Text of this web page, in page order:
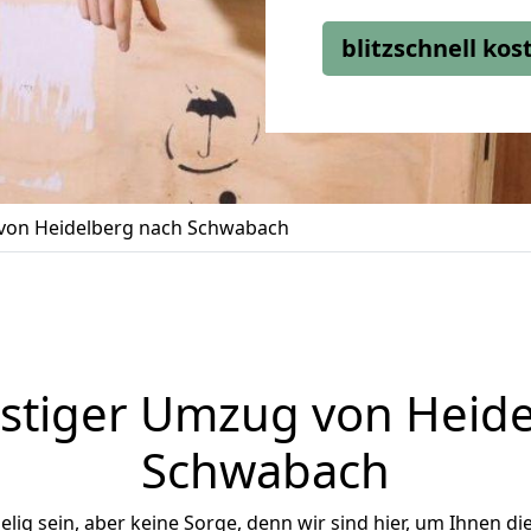
blitzschnell
Heidelberg nach Schwabach
Umzug von
Schwabach
sein, aber keine Sorge, denn wir sind hier, um Ihnen